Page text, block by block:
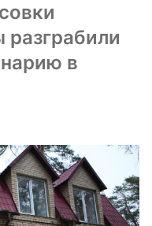
разграбили
в